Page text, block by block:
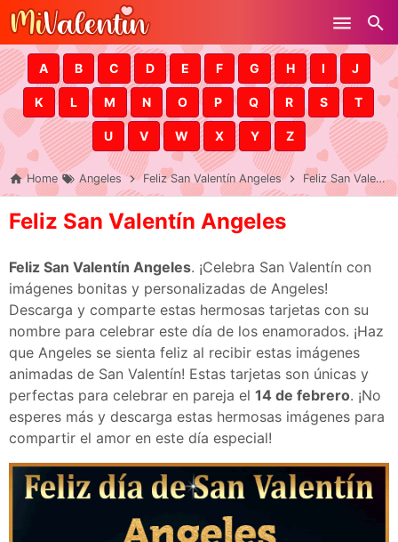
Skip to main content
A B C D E F G H I J
K L M N O P Q R S T
U V W X Y Z
Home Angeles Feliz San Valentín Angeles Feliz San Valentín Angeles
Feliz San Valentín Angeles
Feliz San Valentín Angeles. ¡Celebra San Valentín con
imágenes bonitas y personalizadas de Angeles!
Descarga y comparte estas hermosas tarjetas con su
nombre para celebrar este día de los enamorados. ¡Haz
que Angeles se sienta feliz al recibir estas imágenes
animadas de San Valentín! Estas tarjetas son únicas y
perfectas para celebrar en pareja el 14 de febrero. ¡No
esperes más y descarga estas hermosas imágenes para
compartir el amor en este día especial!